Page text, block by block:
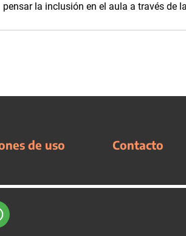
pensar la inclusión en el aula a través de
de uso Contacto